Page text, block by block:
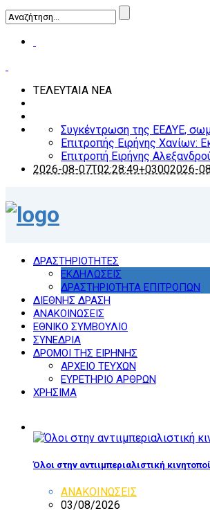
ΤΕΛΕΥΤΑΙΑ ΝΕΑ
Συγκέντρωση της ΕΕΔΥΕ,
Επιτροπής Ειρήνης Χανίων:
Επιτροπή Ειρήνης
2026-08-07T02:28:49+03002026-
ΔΡΑΣΤΗΡΙΟΤΗΤΕΣ
ΕΚΔΗΛΩΣΕΙΣ
ΔΡΑΣΤΗΡΙΟΤΗΤΑ ΕΠΙΤΡΟΠΩΝ
ΔΙΕΘΝΗΣ ΔΡΑΣΗ
ΑΝΑΚΟΙΝΩΣΕΙΣ
ΕΘΝΙΚΟ ΣΥΜΒΟΥΛΙΟ
ΣΥΝΕΔΡΙΑ
ΔΡΟΜΟΙ ΤΗΣ ΕΙΡΗΝΗΣ
ΑΡΧΕΙΟ ΤΕΥΧΩΝ
ΕΥΡΕΤΗΡΙΟ ΑΡΘΡΩΝ
ΧΡΗΣΙΜΑ
Όλοι στην αντιιμπεριαλιστική
ΑΝΑΚΟΙΝΩΣΕΙΣ
03/08/2026